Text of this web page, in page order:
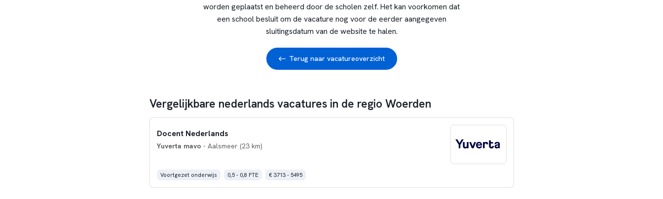
worden geplaatst en beheerd door de scholen zelf. Het kan voorkomen dat
een school besluit om de vacature nog voor de eerder aangegeven
sluitingsdatum van de website te halen.
Terug naar vacatureoverzicht
Vergelijkbare nederlands vacatures in de regio Woerden
Docent Nederlands
Yuverta mavo - Aalsmeer (23 km)
Voortgezet onderwijs 0,5 - 0,8 FTE € 3713 - 5495